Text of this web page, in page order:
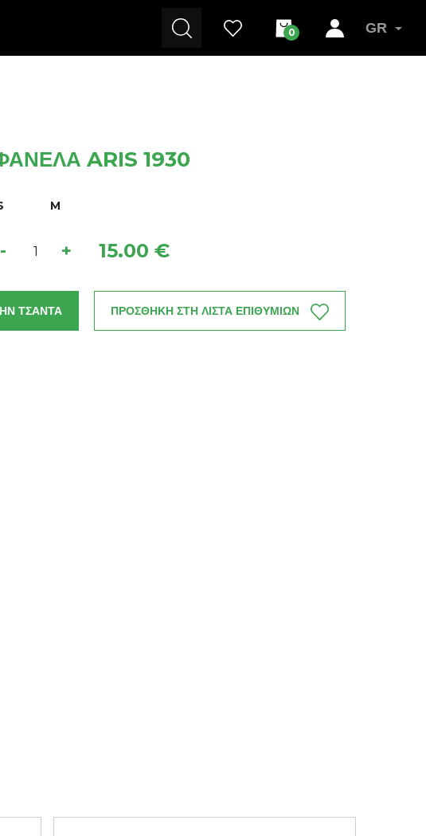
0 GR
ARIS 1930
M
- + 15.00 €
ΤΣΑΝΤΑ ΠΡΟΣΘΗΚΗ ΣΤΗ ΛΙΣΤΑ ΕΠΙΘΥΜΙΩΝ